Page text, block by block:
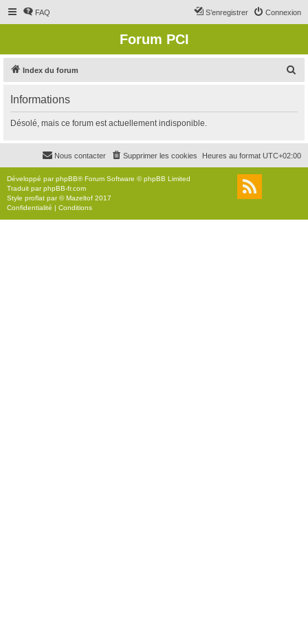
FAQ Connexion
S’enregistrer
Forum PCI
Index du forum
r
c
r
Informations
Désolé, mais ce forum est actuellement indisponible.
Heures au format UTC+02:00
Supprimer les cookies
Nous contacter
Développé parphpBB® Forum Software © phpBB Limited
Traduit parphpBB-fr.com
Style proflat par ©Mazeltof 2017
Confidentialité | Conditions